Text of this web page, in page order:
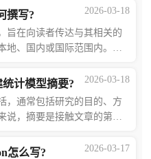
析和批判性思考。这是2026-03-18
撰写?
旨在向读者传达与其相关的
地、国内或国际范围内。新
掌握新闻写作的技巧，2026-03-18
计模型摘要?
，通常包括研究的目的、方
说，摘要是接触文章的第一
您快速抓住读者的兴趣2026-03-17
怎么写?